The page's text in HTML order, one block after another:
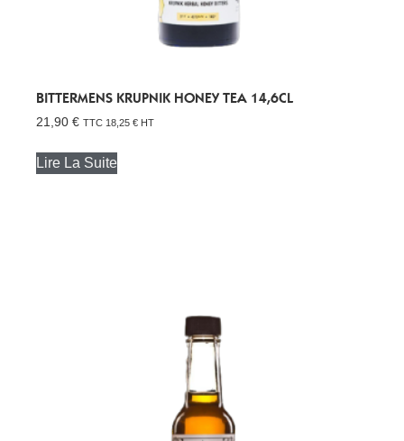
BITTERMENS KRUPNIK HONEY TEA 14,6CL
21,90 € TTC 18,25 € HT
Lire La Suite